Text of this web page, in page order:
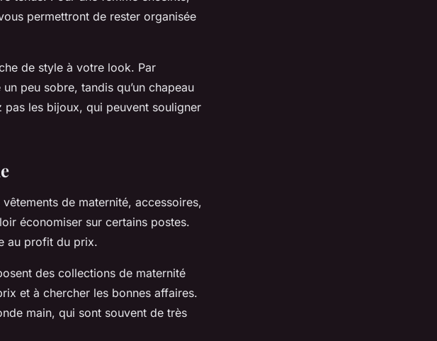
permettront de rester organisée
de style à votre look. Par
peu sobre, tandis qu’un chapeau
pas les bijoux, qui peuvent souligner
de maternité, accessoires,
économiser sur certains postes.
au profit du prix.
des collections de maternité
et à chercher les bonnes affaires.
main, qui sont souvent de très